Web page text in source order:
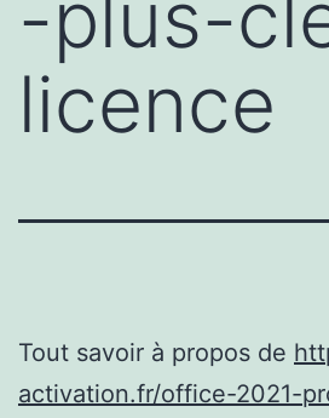
licence
Tout savoir à propos de
activation.fr/office-2021-